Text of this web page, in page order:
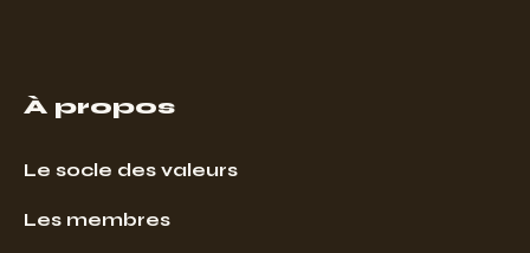
À propos
Le socle des valeurs
Les membres